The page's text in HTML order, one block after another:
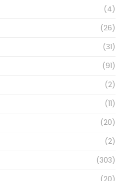
(4)
(26)
(31)
(91)
(2)
(11)
(20)
(2)
(303)